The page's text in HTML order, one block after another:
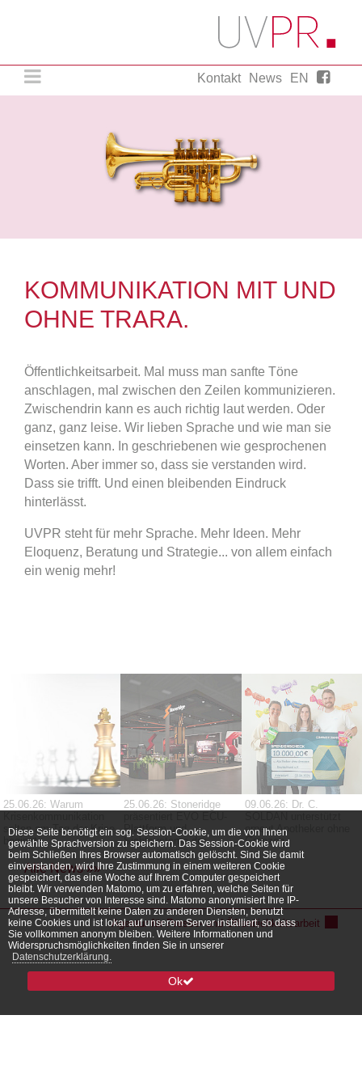
Kontakt News EN
Agentur für strategische Presse- und
Öffentlichkeitsarbeit.
UVPR. Einfach ein wenig mehr.
KOMMUNIKATION MIT UND
OHNE TRARA.
Öffentlichkeitsarbeit. Mal muss man sanfte Töne
anschlagen, mal zwischen den Zeilen kommunizieren.
Zwischendrin kann es auch richtig laut werden. Oder
ganz, ganz leise. Wir lieben Sprache und wie man sie
einsetzen kann. In geschriebenen wie gesprochenen
Worten. Aber immer so, dass sie verstanden wird.
Dass sie trifft. Und einen bleibenden Eindruck
hinterlässt.
UVPR steht für mehr Sprache. Mehr Ideen. Mehr
Eloquenz, Beratung und Strategie... von allem einfach
ein wenig mehr!
25.06.26: Warum
selten am Tag der Krise
beginnt
25.06.26: Stoneridge
Plattform und
Sichtsysteme der
nächsten Generation
auf der IAA
Transportation 2026
09.06.26: Dr. C.
erneut Apotheker ohne
Grenzen
Alle News »»
Agentur für Presse- und Öffentlichkeitsarbeit
Diese Seite benötigt ein sog. Session-Cookie, um die von Ihnen
gewählte Sprachversion zu speichern. Das Session-Cookie wird
beim Schließen Ihres Browser automatisch gelöscht. Sind Sie damit
einverstanden, wird Ihre Zustimmung in einem weiteren Cookie
gespeichert, das eine Woche auf Ihrem Computer gespeichert
bleibt. Wir verwenden Matomo, um zu erfahren, welche Seiten für
unsere Besucher von Interesse sind. Matomo anonymisiert Ihre IP-
Adresse, übermittelt keine Daten zu anderen Diensten, benutzt
keine Cookies und ist lokal auf unserem Server installiert, so dass
Sie vollkommen anonym bleiben. Weitere Informationen und
Widerspruchsmöglichkeiten finden Sie in unserer
Datenschutzerklärung.
Ok